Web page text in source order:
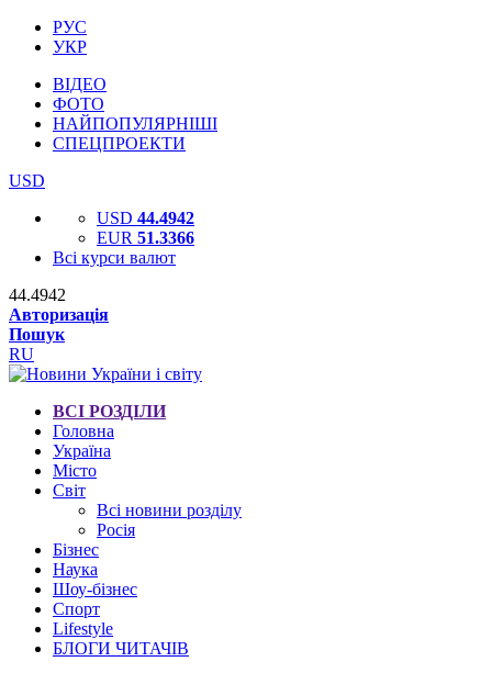
РУС
УКР
ВІДЕО
ФОТО
НАЙПОПУЛЯРНІШІ
СПЕЦПРОЕКТИ
USD
USD 44.4942
EUR 51.3366
Всі курси валют
44.4942
Авторизація
Пошук
RU
ВСІ РОЗДІЛИ
Головна
Україна
Місто
Світ
Всі новини розділу
Росія
Бізнес
Наука
Шоу-бізнес
Спорт
Lifestyle
БЛОГИ ЧИТАЧІВ